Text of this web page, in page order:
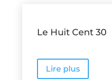
Le Huit Cent 30
Lire plus